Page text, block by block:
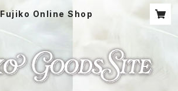
Fujiko Online Shop